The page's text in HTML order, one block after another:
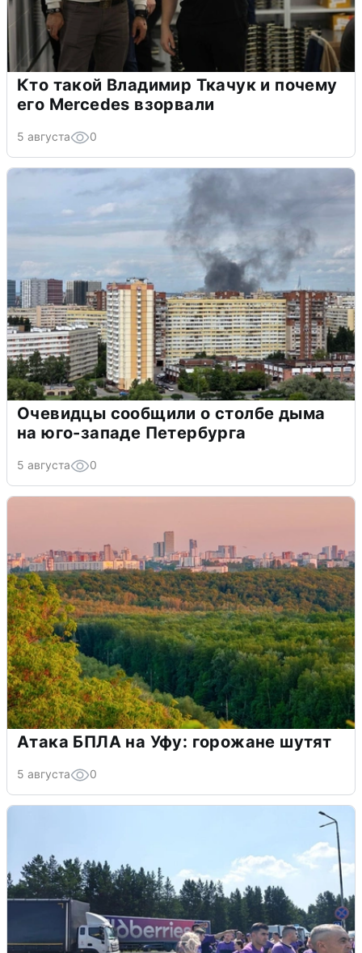
Кто такой Владимир Ткачук и почему
его Mercedes взорвали
5 августа 0
Очевидцы сообщили о столбе дыма
на юго-западе Петербурга
5 августа 0
Атака БПЛА на Уфу: горожане шутят
5 августа 0